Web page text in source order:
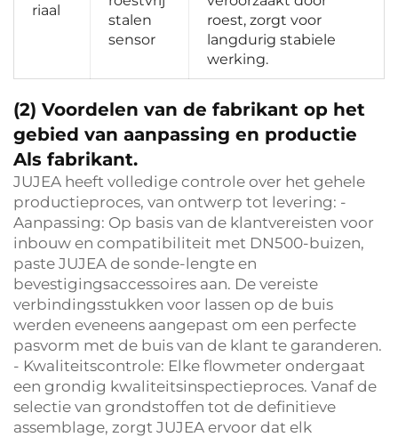
riaal
stalen
sensor
roest, zorgt voor
langdurig stabiele
werking.
(2) Voordelen van de fabrikant op het
gebied van aanpassing en productie
Als fabrikant.
JUJEA heeft volledige controle over het gehele
productieproces, van ontwerp tot levering: -
Aanpassing: Op basis van de klantvereisten voor
inbouw en compatibiliteit met DN500-buizen,
paste JUJEA de sonde-lengte en
bevestigingsaccessoires aan. De vereiste
verbindingsstukken voor lassen op de buis
werden eveneens aangepast om een perfecte
pasvorm met de buis van de klant te garanderen.
- Kwaliteitscontrole: Elke flowmeter ondergaat
een grondig kwaliteitsinspectieproces. Vanaf de
selectie van grondstoffen tot de definitieve
assemblage, zorgt JUJEA ervoor dat elk